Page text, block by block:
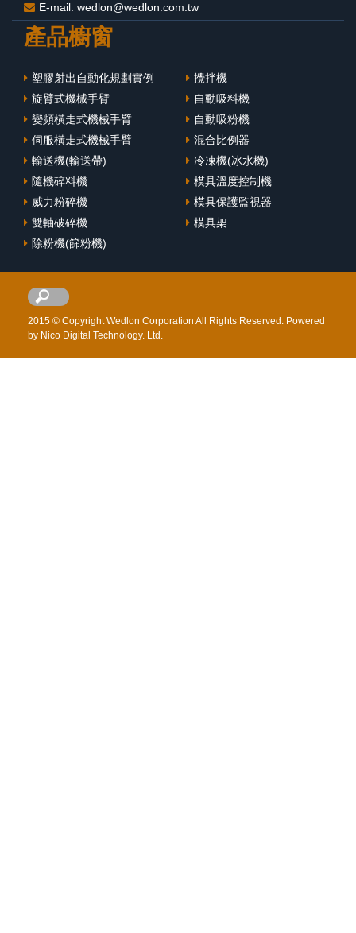
E-mail: wedlon@wedlon.com.tw
產品櫥窗
塑膠射出自動化規劃實例
旋臂式機械手臂
變頻橫走式機械手臂
伺服橫走式機械手臂
輸送機(輸送帶)
隨機碎料機
威力粉碎機
雙軸破碎機
除粉機(篩粉機)
攪拌機
自動吸料機
自動吸粉機
混合比例器
冷凍機(冰水機)
模具溫度控制機
模具保護監視器
模具架
2015 © Copyright Wedlon Corporation All Rights Reserved. Powered
by Nico Digital Technology. Ltd.